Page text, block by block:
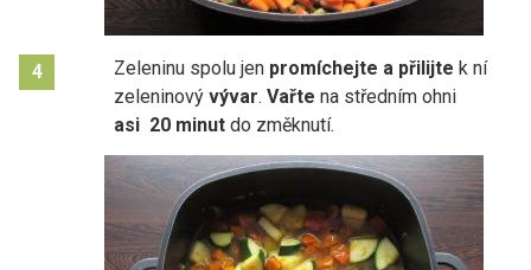
4 Zeleninu spolu jen promíchejte a přilijte k ní
zeleninový vývar. Vařte na středním ohni
asi 20 minut do změknutí.